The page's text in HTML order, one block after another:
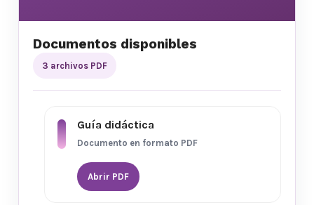
Documentos disponibles
3 archivos PDF
Guía didáctica
Documento en formato PDF
Abrir PDF